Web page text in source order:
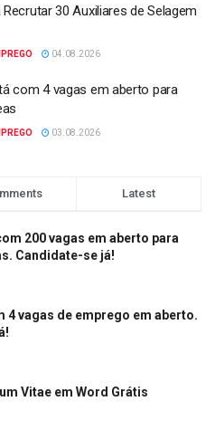
30 Auxiliares de Selagem
04.08.2026
com 4 vagas em aberto para
03.08.2026
Latest
200 vagas em aberto para
Candidate-se já!
4 vagas de emprego em aberto.
Vitae em Word Grátis